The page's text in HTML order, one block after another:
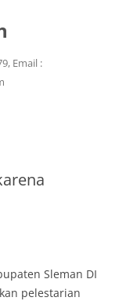
Email :
Sleman DI
pelestarian